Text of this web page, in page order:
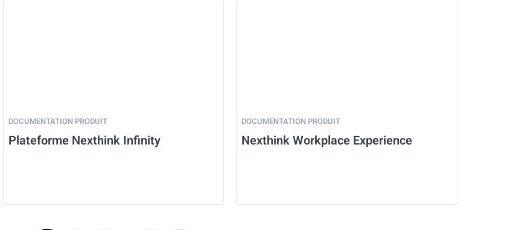
DOCUMENTATION PRODUIT
Plateforme Nexthink Infinity
DOCUMENTATION PRODUIT
Nexthink Workplace Experience